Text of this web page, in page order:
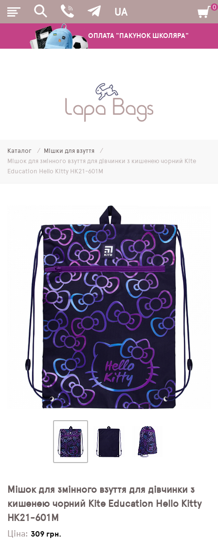
ОПЛАТА "ПАКУНОК ШКОЛЯРА"
UA
ШКІЛЬНІ РЮКЗАКИ ТА РАНЦІ
МОЛОДІЖНІ РЮКЗАКИ
ПЛЯШКИ ДЛЯ ВОДИ
DELUNE
SCHOOL STANDARD
SKYNAME
РОЗПРОДАЖ
0
Каталог
Мішки для взуття
Мішок для змінного взуття для дівчинки з кишенею чорний Kite
Education Hello Kitty HK21-601M
Мішок для змінного взуття для дівчинки з
кишенею чорний Kite Education Hello Kitty
HK21-601M
Ціна: 309 грн.